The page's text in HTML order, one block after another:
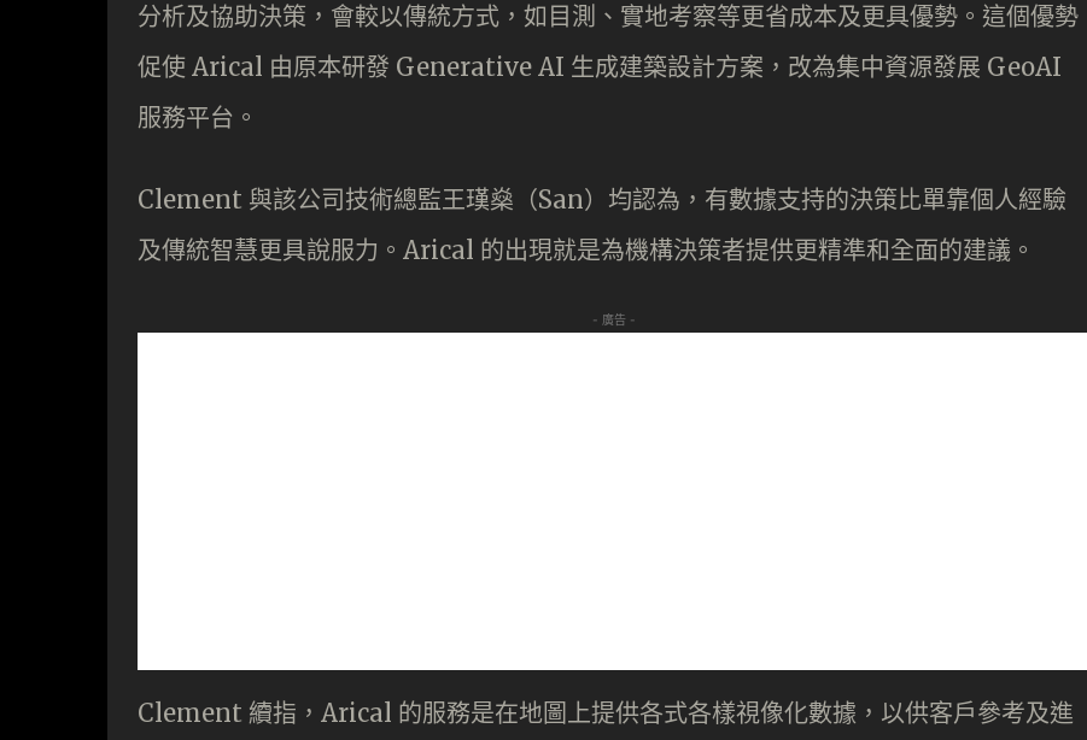
分析及協助決策，會較以傳統方式，如目測、實地考察等更省成本及更具優勢。這個優勢
促使 Arical 由原本研發 Generative AI 生成建築設計方案，改為集中資源發展 GeoAI
服務平台。
Clement 與該公司技術總監王𤨢燊（San）均認為，有數據支持的決策比單靠個人經驗
及傳統智慧更具說服力。Arical 的出現就是為機構決策者提供更精準和全面的建議。
- 廣告 -
Clement 續指，Arical 的服務是在地圖上提供各式各樣視像化數據，以供客戶參考及進